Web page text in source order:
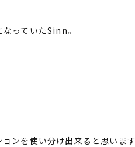
っていたSinn。
ンを使い分け出来ると思います